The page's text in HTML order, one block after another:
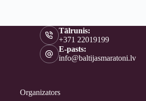
Tālrunis:
+371 22019199
E-pasts:
info@baltijasmaratoni.lv
Organizators